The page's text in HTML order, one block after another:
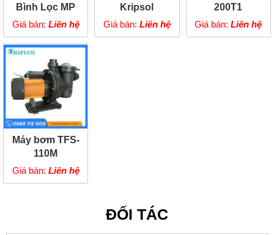
Bình Lọc MP
Giá bán: Liên hệ
Kripsol
AK402000.B
Giá bán: Liên hệ
200T1
Giá bán:Liên hệ
Máy bơm TFS-
110M
Giá bán: Liên hệ
ĐỐI TÁC